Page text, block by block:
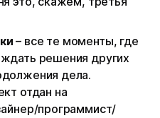
– все те моменты, где
решения других
дела.
отдан на
программист/